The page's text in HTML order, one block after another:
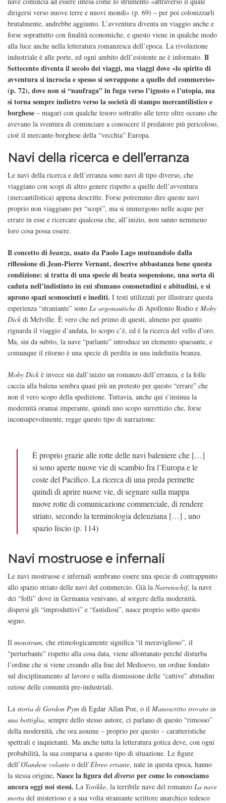
dirigersi verso nuove terre e nuovi mondi» (p. 69) – per poi colonizzarli
brutalmente, andrebbe aggiunto. L’avventura diventa un viaggio anche e
forse soprattutto con finalità economiche, e questo viene in qualche modo
alla luce anche nella letteratura romanzesca dell’epoca. La rivoluzione
industriale è alle porte, ed ogni ambito dell’esistente ne è informato. Il
Settecento diventa il secolo dei viaggi, ma viaggi dove «lo spirito di
avventura si incrocia e spesso si sovrappone a quello del commercio»
(p. 72), dove non si “naufraga” in fuga verso l’ignoto o l’utopia, ma
si torna sempre indietro verso la società di stampo mercantilistico e
borghese – magari con qualche tesoro sottratto alle terre oltre oceano che
avevano la sventura di cominciare a conoscere il predatore più pericoloso,
cioè il mercante-borghese della “vecchia” Europa.
Navi della ricerca e dell’erranza
Le navi della ricerca e dell’erranza sono navi di tipo diverso, che
viaggiano con scopi di altro genere rispetto a quelle dell’avventura
(mercantilistica) appena descritte. Forse potremmo dire queste navi
proprio non viaggiano per “scopi”, ma si immergono nelle acque per
errare in esse e ricercare qualcosa che, all’inizio, non sanno nemmeno
loro cosa possa essere.
Il concetto di beanza, usato da Paolo Lago mutuandolo dalla
riflessione di Jean-Pierre Vernant, descrive abbastanza bene questa
condizione: si tratta di una specie di beata sospensione, una sorta di
caduta nell’indistinto in cui sfumano consuetudini e abitudini, e si
aprono spazi sconosciuti e inediti. I testi utilizzati per illustrare questa
esperienza “straniante” sono Le argonautiche di Apollonio Rodio e Moby
Dick di Melville. È vero che nel primo di questi, almeno per quanto
riguarda il viaggio d’andata, lo scopo c’è, ed è la ricerca del vello d’oro.
Ma, sin da subito, la nave “parlante” introduce un elemento spaesante, e
comunque il ritorno è una specie di perdita in una indefinita beanza.
Moby Dick è invece sin dall’inizio un romanzo dell’erranza, e la folle
caccia alla balena sembra quasi più un pretesto per questo “errare” che
non il vero scopo della spedizione. Tuttavia, anche qui s’insinua la
modernità oramai imperante, quindi uno scopo surrettizio che, forse
inconsapevolmente, regge questo tipo di narrazione:
È proprio grazie alle rotte delle navi baleniere che […]
si sono aperte nuove vie di scambio fra l’Europa e le
coste del Pacifico. La ricerca di una preda permette
quindi di aprire nuove vie, di segnare sulla mappa
nuove rotte di comunicazione commerciale, di rendere
striato, secondo la terminologia deleuziana […] , uno
spazio liscio (p. 114)
Navi mostruose e infernali
Le navi mostruose e infernali sembrano essere una specie di contrappunto
allo spazio striato delle navi del commercio. Già la Narrenschif, la nave
dei “folli” dove in Germania venivano, al sorgere della modernità,
dispersi gli “improduttivi” e “fastidiosi”, nasce proprio sotto questo
segno.
Il monstrum, che etimologicamente significa “il meraviglioso”, il
“perturbante” rispetto alla cosa data, viene allontanato perché disturba
l’ordine che si viene creando alla fine del Medioevo, un ordine fondato
sul disciplinamento al lavoro e sulla dismissione delle “cattive” abitudini
oziose delle comunità pre-industriali.
La storia di Gordon Pym di Egdar Allan Poe, o il Manoscritto trovato in
una bottiglia, sempre dello stesso autore, ci parlano di questo “rimosso”
della modernità, che ora assume – proprio per questo – caratteristiche
spettrali e inquietanti. Ma anche tutta la letteratura gotica deve, con ogni
probabilità, la sua comparsa a questo tipo di situazione. Le figure
dell’Olandese volante o dell’Ebreo errante, nate in questa epoca, hanno
la stessa origine. Nasce la figura deldiverso per come lo conosciamo
ancora oggi noi stessi. La Yorikke, la terribile nave del romanzo La nave
morta del misterioso e a sua volta straniante scrittore anarchico tedesco